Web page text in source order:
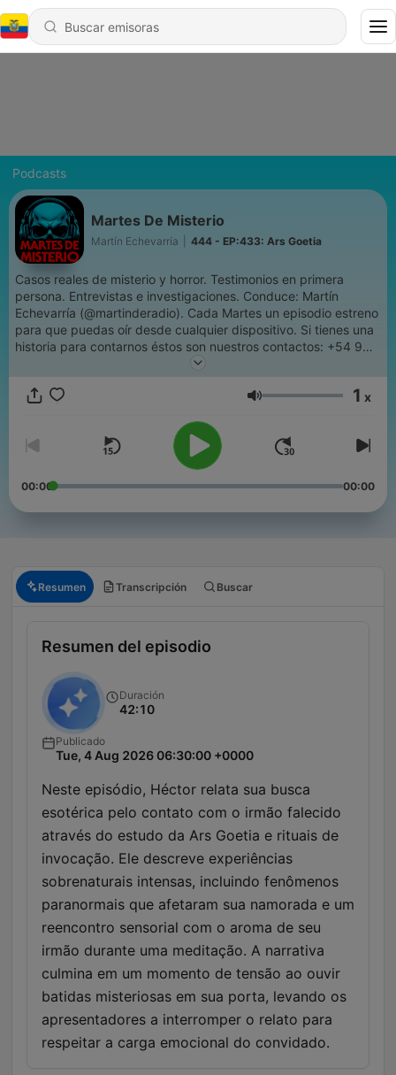
Podcasts
Martes De Misterio
Martín Echevarría 444 - EP:433: Ars Goetia
Casos reales de misterio y horror. Testimonios en primera
persona. Entrevistas e investigaciones. Conduce: Martín
Echevarría (@martinderadio). Cada Martes un episodio estreno
para que puedas oír desde cualquier dispositivo. Si tienes una
historia para contarnos éstos son nuestros contactos: +54 9
223 6155802 (Whatsapp Producción) // @martesdemisterio
Volumen 1 x
00:00 00:00
Resumen Transcripción Buscar
Resumen del episodio
Duración
42:10
Publicado
Tue, 4 Aug 2026 06:30:00 +0000
Neste episódio, Héctor relata sua busca
esotérica pelo contato com o irmão falecido
através do estudo da Ars Goetia e rituais de
invocação. Ele descreve experiências
sobrenaturais intensas, incluindo fenômenos
paranormais que afetaram sua namorada e um
reencontro sensorial com o aroma de seu
irmão durante uma meditação. A narrativa
culmina em um momento de tensão ao ouvir
batidas misteriosas em sua porta, levando os
apresentadores a interromper o relato para
respeitar a carga emocional do convidado.